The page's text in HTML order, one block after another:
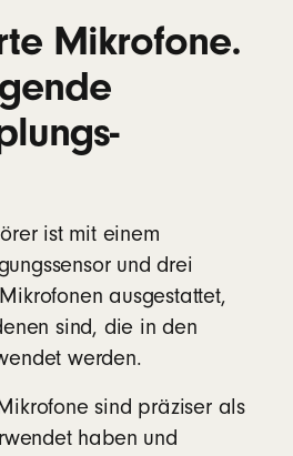
Mikrofone.
ist mit einem
und drei
ausgestattet,
sind, die in den
werden.
sind präziser als
haben und